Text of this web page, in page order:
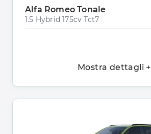
Alfa Romeo Tonale
1.5 Hybrid 175cv Tct7
Mostra dettagli +